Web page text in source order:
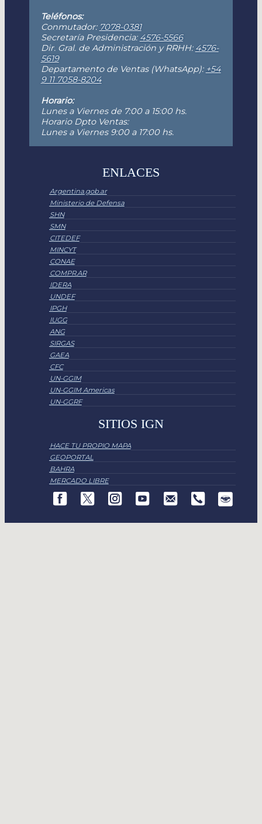
Teléfonos:
Conmutador: 7078-0381
Secretaría Presidencia: 4576-5566
Dir. Gral. de Administración y RRHH: 4576-
5619
Departamento de Ventas (WhatsApp): +54
9 11 7058-8204
Horario:
Lunes a Viernes de 7:00 a 15:00 hs.
Horario Dpto Ventas:
Lunes a Viernes 9:00 a 17:00 hs.
ENLACES
Argentina.gob.ar
Ministerio de Defensa
SHN
SMN
CITEDEF
MINCYT
CONAE
COMPR.AR
IDERA
UNDEF
IPGH
IUGG
ANG
SIRGAS
GAEA
CFC
UN-GGIM
UN-GGIM Americas
UN-GGRF
SITIOS IGN
HACE TU PROPIO MAPA
GEOPORTAL
BAHRA
MERCADO LIBRE